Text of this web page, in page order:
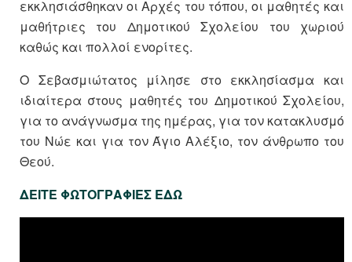
εκκλησιάσθηκαν οι Αρχές του τόπου, οι μαθητές και
μαθήτριες του Δημοτικού Σχολείου του χωριού
καθώς και πολλοί ενορίτες.
Ο Σεβασμιώτατος μίλησε στο εκκλησίασμα και
ιδιαίτερα στους μαθητές του Δημοτικού Σχολείου,
για το ανάγνωσμα της ημέρας, για τον κατακλυσμό
του Νώε και για τον Άγιο Αλέξιο, τον άνθρωπο του
Θεού.
ΔΕΙΤΕ ΦΩΤΟΓΡΑΦΙΕΣ ΕΔΩ